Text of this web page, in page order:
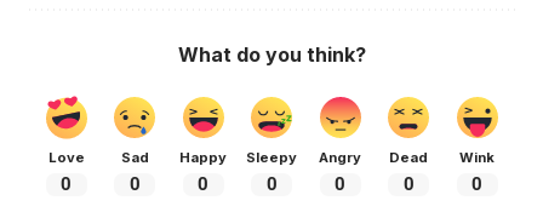
What do you think?
Love
0
Sad
0
Happy
0
Sleepy
0
Angry
0
Dead
0
Wink
0